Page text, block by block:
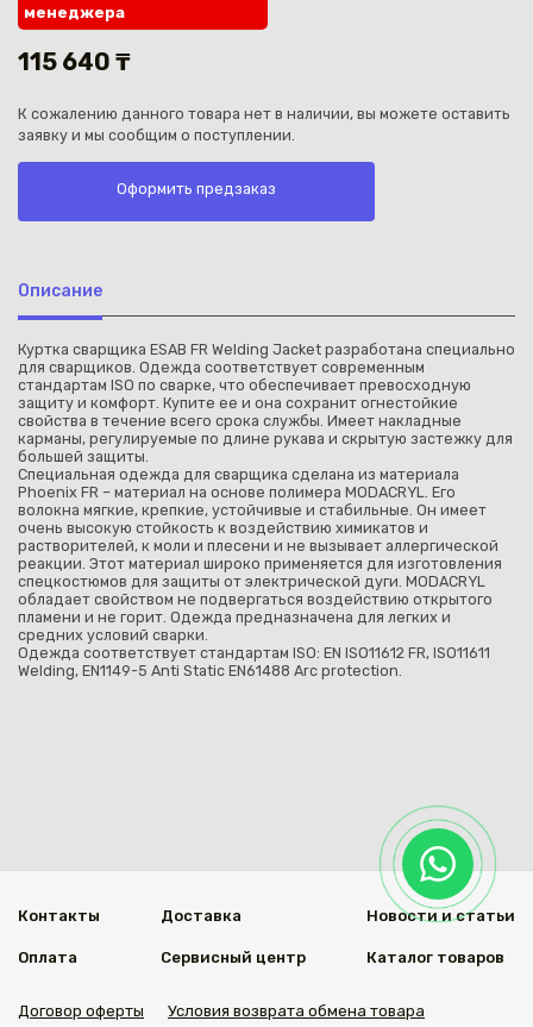
Каз
менеджера
115 640 ₸
К сожалению данного товара нет в наличии, вы можете оставить
заявку и мы сообщим о поступлении.
Оформить предзаказ
Описание
Куртка сварщика ESAB FR Welding Jacket разработана специально
для сварщиков. Одежда соответствует современным
стандартам ISO по сварке, что обеспечивает превосходную
защиту и комфорт. Купите ее и она сохранит огнестойкие
свойства в течение всего срока службы. Имеет накладные
карманы, регулируемые по длине рукава и скрытую застежку для
большей защиты.
Специальная одежда для сварщика сделана из материала
Phoenix FR – материал на основе полимера MODACRYL. Его
волокна мягкие, крепкие, устойчивые и стабильные. Он имеет
очень высокую стойкость к воздействию химикатов и
растворителей, к моли и плесени и не вызывает аллергической
реакции. Этот материал широко применяется для изготовления
спецкостюмов для защиты от электрической дуги. MODACRYL
обладает свойством не подвергаться воздействию открытого
пламени и не горит. Одежда предназначена для легких и
средних условий сварки.
Одежда соответствует стандартам ISO: EN ISO11612 FR, ISO11611
Welding, EN1149-5 Anti Static EN61488 Arc protection.
Контакты
Оплата
Доставка
Сервисный центр
Новости и статьи
Каталог товаров
Договор оферты Условия возврата обмена товара